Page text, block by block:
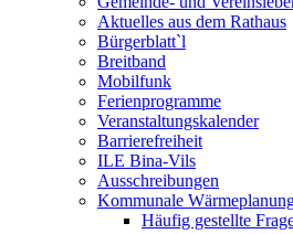
Aktuelles aus dem Rathaus
Bürgerblatt`l
Breitband
Mobilfunk
Ferienprogramme
Veranstaltungskalender
Barrierefreiheit
ILE Bina-Vils
Ausschreibungen
Kommunale
Häufig gestellte